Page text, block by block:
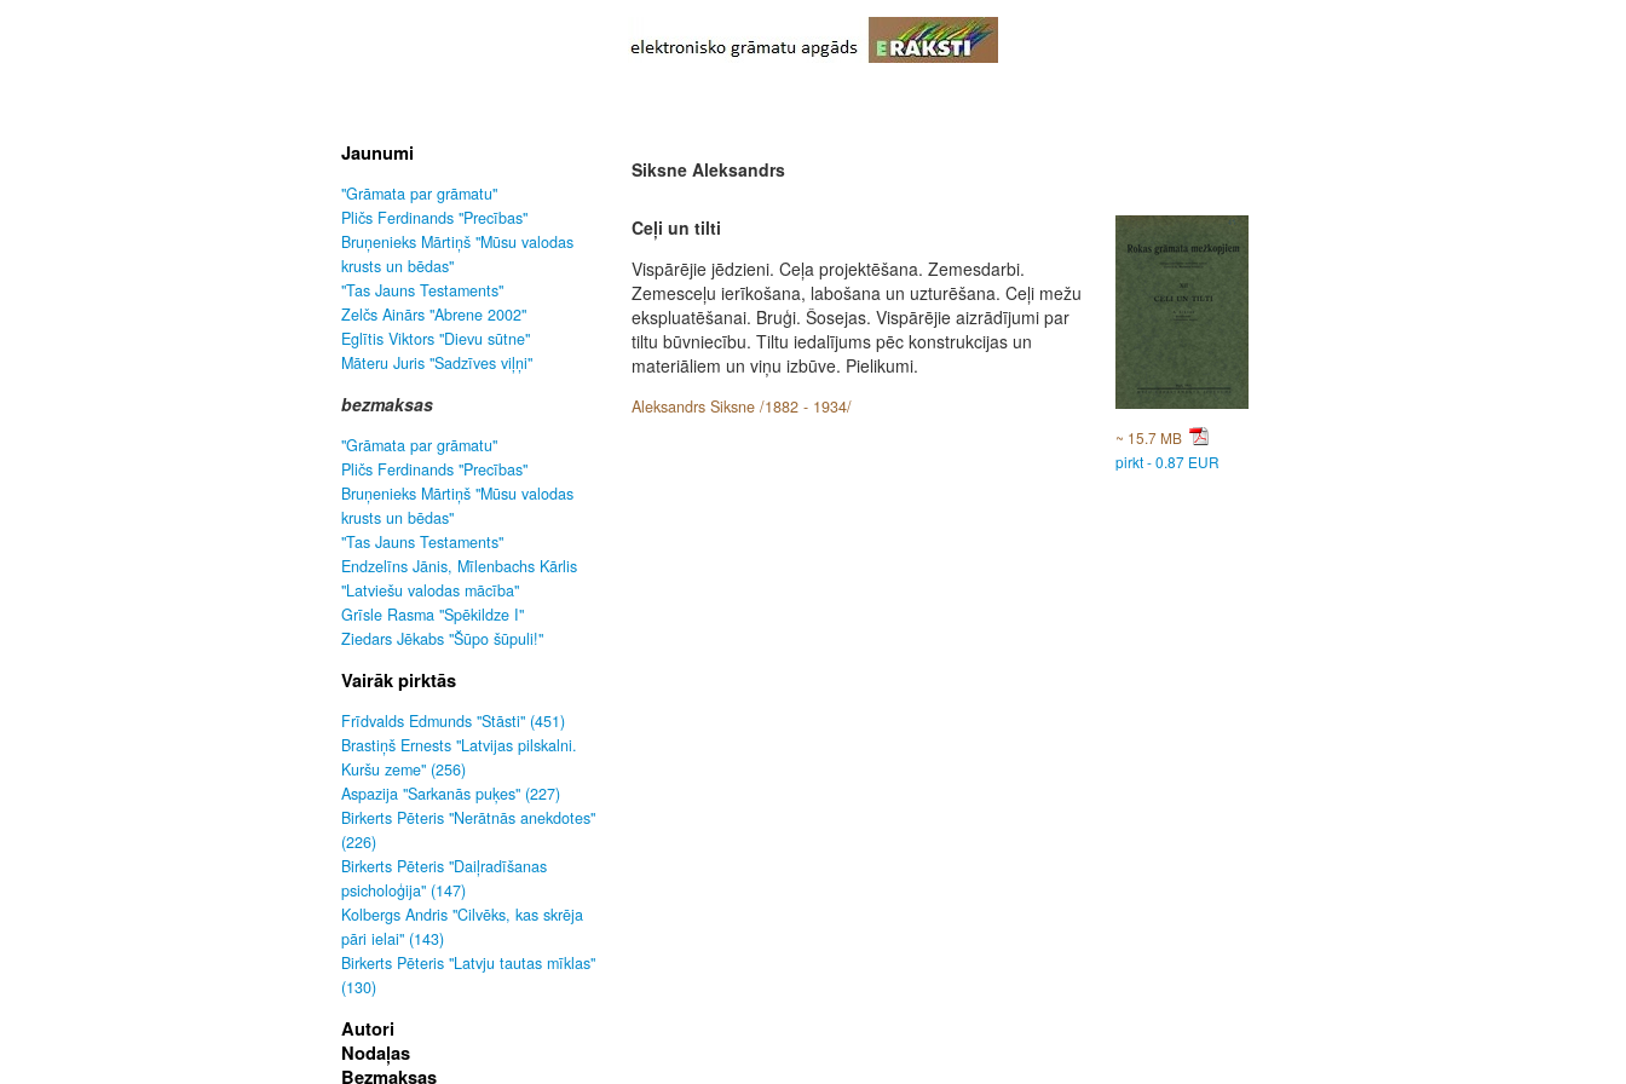
Jaunumi
"Grāmata par grāmatu"
Pličs Ferdinands "Precības"
Bruņenieks Mārtiņš "Mūsu valodas
krusts un bēdas"
"Tas Jauns Testaments"
Zelčs Ainārs "Abrene 2002"
Eglītis Viktors "Dievu sūtne"
Māteru Juris "Sadzīves viļņi"
bezmaksas
"Grāmata par grāmatu"
Pličs Ferdinands "Precības"
Bruņenieks Mārtiņš "Mūsu valodas
krusts un bēdas"
"Tas Jauns Testaments"
Endzelīns Jānis, Mīlenbachs Kārlis
"Latviešu valodas mācība"
Grīsle Rasma "Spēkildze I"
Ziedars Jēkabs "Šūpo šūpuli!"
Vairāk pirktās
Frīdvalds Edmunds "Stāsti" (451)
Brastiņš Ernests "Latvijas pilskalni.
Kuršu zeme" (256)
Aspazija "Sarkanās puķes" (227)
Birkerts Pēteris "Nerātnās anekdotes"
(226)
Birkerts Pēteris "Daiļradīšanas
psicholoģija" (147)
Kolbergs Andris "Cilvēks, kas skrēja
pāri ielai" (143)
Birkerts Pēteris "Latvju tautas mīklas"
(130)
Autori
Nodaļas
Bezmaksas
Siksne Aleksandrs
Ceļi un tilti
Vispārējie jēdzieni. Ceļa projektēšana. Zemesdarbi.
Zemesceļu ierīkošana, labošana un uzturēšana. Ceļi mežu
ekspluatēšanai. Bruģi. Šosejas. Vispārējie aizrādījumi par
tiltu būvniecību. Tiltu iedalījums pēc konstrukcijas un
materiāliem un viņu izbūve. Pielikumi.
Aleksandrs Siksne /1882 - 1934/
~ 15.7 MB
pirkt - 0.87 EUR